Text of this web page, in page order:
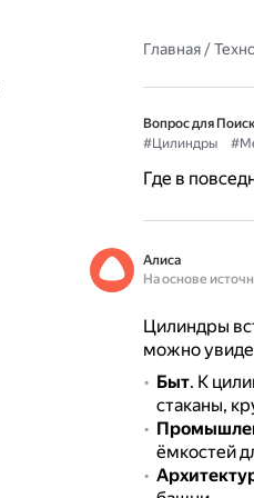
Главная/
Вопрос для
#Цилиндры
Где в
Алиса
На основе
Цилиндры
можно
Быт. К
стаканы,
ёмкостей